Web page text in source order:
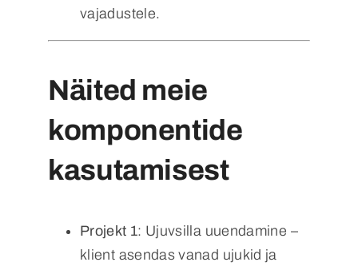
vajadustele.
Näited meie
komponentide
kasutamisest
Projekt 1: Ujuvsilla uuendamine –
klient asendas vanad ujukid ja